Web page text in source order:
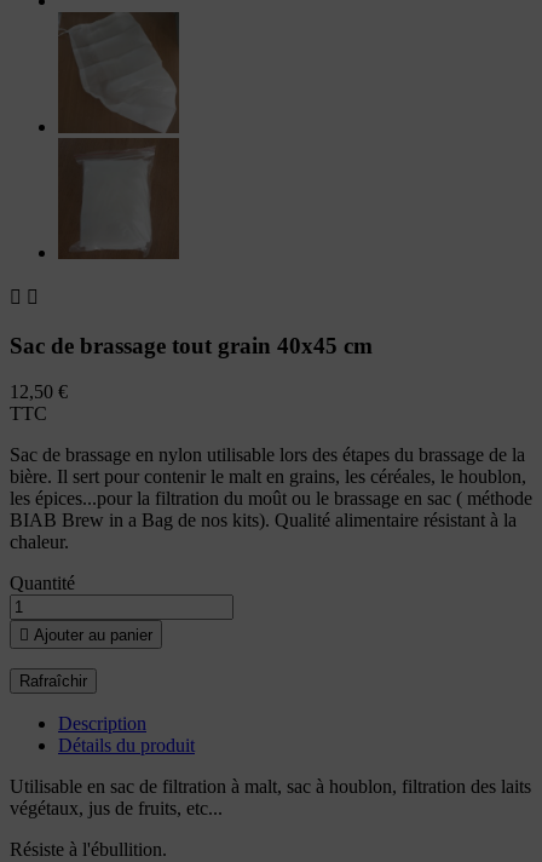
 
Sac de brassage tout grain 40x45 cm
12,50 €
TTC
Sac de brassage en nylon utilisable lors des étapes du brassage de la
bière. Il sert pour contenir le malt en grains, les céréales, le houblon,
les épices...pour la filtration du moût ou le brassage en sac ( méthode
BIAB Brew in a Bag de nos kits). Qualité alimentaire résistant à la
chaleur.
Quantité
 Ajouter au panier
Description
Détails du produit
Utilisable en sac de filtration à malt, sac à houblon, filtration des laits
végétaux, jus de fruits, etc...
Résiste à l'ébullition.